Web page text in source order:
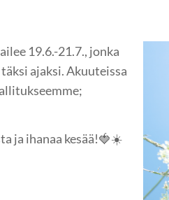
19.6.-21.7., jonka
ajaksi. Akuuteissa
ja ihanaa kesää!🍓☀️